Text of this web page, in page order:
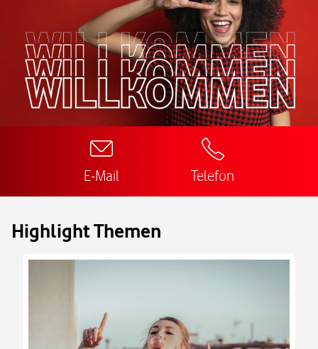
E-Mail Telefon
Highlight Themen